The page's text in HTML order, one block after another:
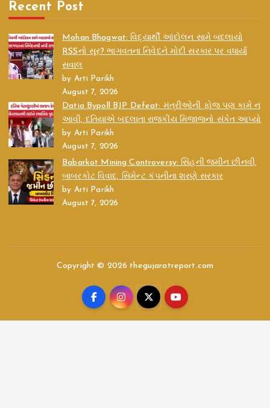
Recent Post
Mohan Bhagwat: વિદ્યાર્થી આંદોલન સામે બદલાયો
RSSનો સૂર? ભાગવતના નિવેદને મોદી સરકાર પર વધાર્યા
સવાલ
by Arti Parikh
August 7, 2026
Datia Bypoll BJP Defeat: મંત્રીઓની ફોજ પણ કામે ન
આવી, દતિયાએ બદલાતા રાજકીય મિજાજનો સંકેત આપ્યો
by Arti Parikh
August 7, 2026
Babarkot Mining Controversy: સિંહની જમીન છીનવી,
બાબરકોટ વિવાદ, સિમેન્ટ કંપનીના શરણે સરકાર
by Arti Parikh
August 7, 2026
Copyright © 2026 thegujaratreport.com